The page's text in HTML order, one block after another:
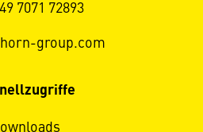
7071 72893
group.com